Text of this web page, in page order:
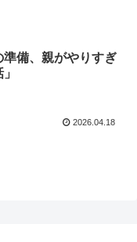
準備、親がやりすぎ
2026.04.18